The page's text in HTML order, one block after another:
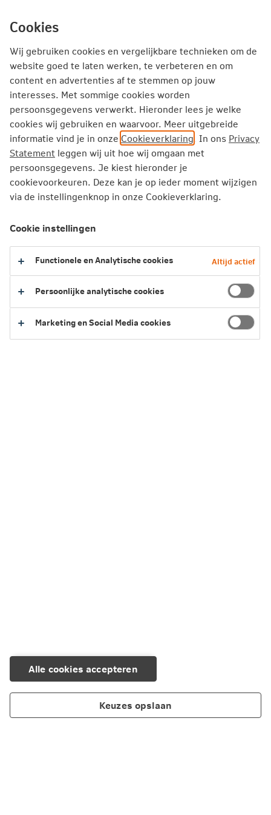
direct
naar
Producten Service en Contact Inspiratie
Particulier Zorgverzekering Vergoedingen
Prothese
Een prothese is een vervanging van een ontbrekend
lichaamsdeel door middel van een kunstmatig
lichaamsdeel. Deze vergoeding gaat over prothesen voor
schouders, armen, handen, benen of voeten.
2026
2025
Cookies
Wij gebruiken cookies en vergelijkbare technieken om de
website goed te laten werken, te verbeteren en om
content en advertenties af te stemmen op jouw
interesses. Met sommige cookies worden
persoonsgegevens verwerkt. Hieronder lees je welke
cookies wij gebruiken en waarvoor. Meer uitgebreide
informatie vind je in onze Cookieverklaring. In ons Privacy
Statement leggen wij uit hoe wij omgaan met
persoonsgegevens. Je kiest hieronder je
cookievoorkeuren. Deze kan je op ieder moment wijzigen
via de instellingenknop in onze Cookieverklaring.
Alle cookies accepteren
Cookie instellingen
Functionele en Analytische cookies Altijd actief
Persoonlijke analytische cookies
Marketing en Social Media cookies
Keuzes opslaan